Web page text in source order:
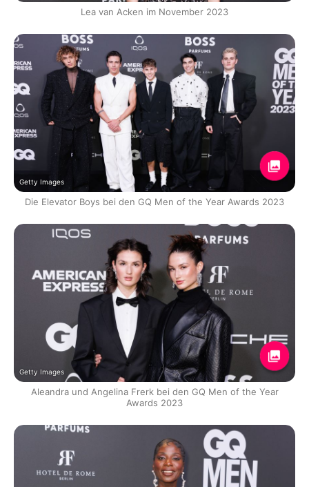
Lea van Acken im November 2023
Getty Images
Die Elevator Boys bei den GQ Men of the Year Awards 2023
Getty Images
Aleandra und Angelina Frerk bei den GQ Men of the Year
Awards 2023